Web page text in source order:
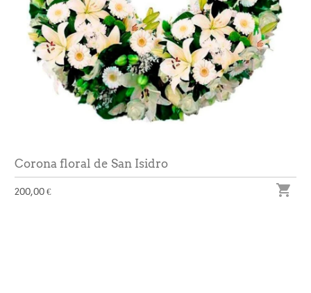
Corona floral de San Isidro
200,00 € 